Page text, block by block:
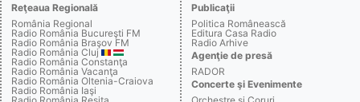
Reţeaua Regională
România Regional
Radio România Bucureşti FM
Radio România Braşov FM
Radio România Cluj
Radio România Constanţa
Radio România Vacanţa
Radio România Oltenia-Craiova
Radio România Iaşi
Publicaţii
Politica Românească
Editura Casa Radio
Radio Arhive
Agenţie de presă
RADOR
Concerte şi Evenimente